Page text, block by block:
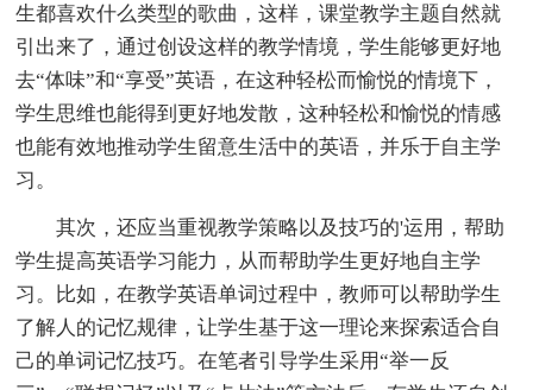
生都喜欢什么类型的歌曲，这样，课堂教学主题自然就
引出来了，通过创设这样的教学情境，学生能够更好地
去“体味”和“享受”英语，在这种轻松而愉悦的情境下，
学生思维也能得到更好地发散，这种轻松和愉悦的情感
也能有效地推动学生留意生活中的英语，并乐于自主学
习。
其次，还应当重视教学策略以及技巧的'运用，帮助
学生提高英语学习能力，从而帮助学生更好地自主学
习。比如，在教学英语单词过程中，教师可以帮助学生
了解人的记忆规律，让学生基于这一理论来探索适合自
己的单词记忆技巧。在笔者引导学生采用“举一反